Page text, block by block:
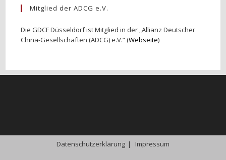
Mitglied der ADCG e.V.
Die GDCF Düsseldorf ist Mitglied in der „Allianz Deutscher
China-Gesellschaften (ADCG) e.V.“ (Webseite)
Datenschutzerklärung Impressum